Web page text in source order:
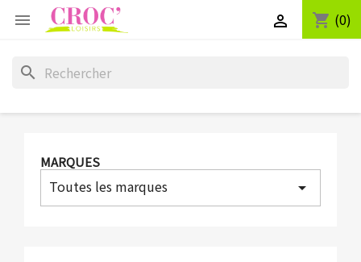
 shopping_cart (0)

search
MARQUES
Toutes les marques arrow_drop_down